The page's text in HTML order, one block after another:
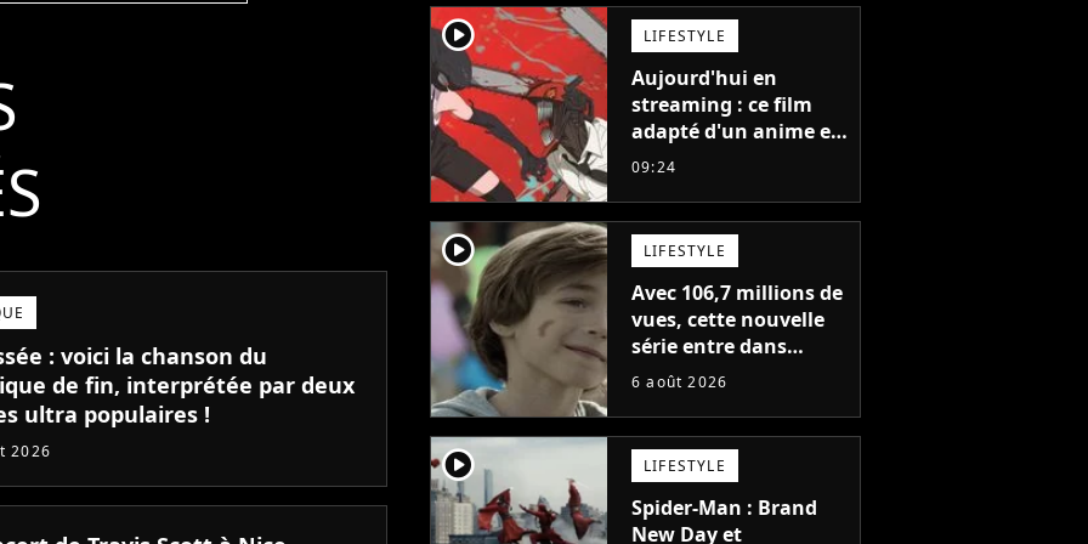
: voici la chanson du
de fin, interprétée par deux
ultra populaires !
2026
player2 LIFESTYLE
Aujourd'hui en
streaming : ce film
adapté d'un anime et
noté 98% est à voir
vous ne comprendrez
plus la série
09:24
player2 LIFESTYLE
Avec 106,7 millions de
vues, cette nouvelle
série entre dans
l'histoire de Netflix en
6 août 2026
player2 LIFESTYLE
Spider-Man : Brand
New Day et